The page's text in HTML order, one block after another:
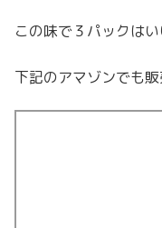
この味で３パックは
下記のアマゾンでも販